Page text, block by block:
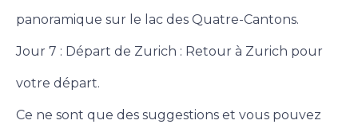
panoramique sur le lac des Quatre-Cantons.
Jour 7 : Départ de Zurich : Retour à Zurich pour
votre départ.
Ce ne sont que des suggestions et vous pouvez